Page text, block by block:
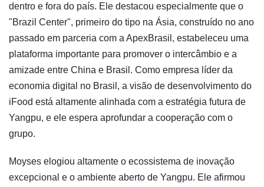
dentro e fora do país. Ele destacou especialmente que o
"Brazil Center", primeiro do tipo na Ásia, construído no ano
passado em parceria com a ApexBrasil, estabeleceu uma
plataforma importante para promover o intercâmbio e a
amizade entre China e Brasil. Como empresa líder da
economia digital no Brasil, a visão de desenvolvimento do
iFood está altamente alinhada com a estratégia futura de
Yangpu, e ele espera aprofundar a cooperação com o
grupo.
Moyses elogiou altamente o ecossistema de inovação
excepcional e o ambiente aberto de Yangpu. Ele afirmou